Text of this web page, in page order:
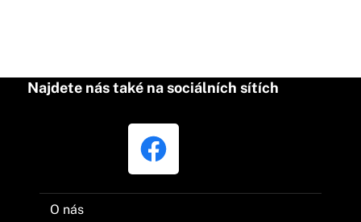
Najdete nás také na sociálních sítích
O nás